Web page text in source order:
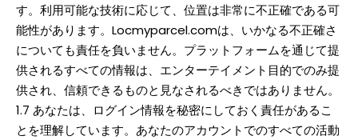
す。利用可能な技術に応じて、位置は非常に不正確である可
能性があります。Locmyparcel.comは、いかなる不正確さ
についても責任を負いません。プラットフォームを通じて提
供されるすべての情報は、エンターテイメント目的でのみ提
供され、信頼できるものと見なされるべきではありません。
1.7 あなたは、ログイン情報を秘密にしておく責任があるこ
とを理解しています。あなたのアカウントでのすべての活動